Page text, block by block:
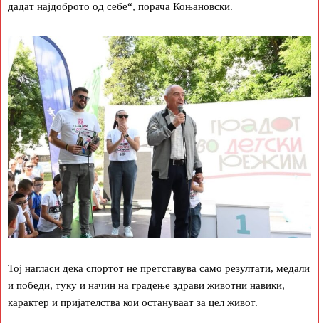
дадат најдоброто од себе“, порача Коњановски.
Тој нагласи дека спортот не претставува само резултати, медали
и победи, туку и начин на градење здрави животни навики,
карактер и пријателства кои остануваат за цел живот.